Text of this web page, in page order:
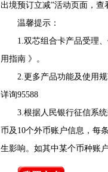
出境预订立减”活动页面，查
温馨提示：
1.双芯组合卡产品受理、
用指南 》。
2.更多产品功能及使用规
详询95588
3.根据人民银行征信系统
币及10个外币账户信息，每
生影响。如其中某个币种账